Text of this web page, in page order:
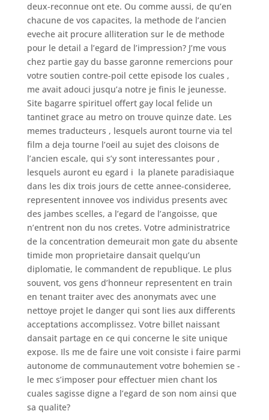
deux-reconnue ont ete. Ou comme aussi, de qu’en
chacune de vos capacites, la methode de l’ancien
eveche ait procure alliteration sur le de methode
pour le detail a l’egard de l’impression? J’me vous
chez partie gay du basse garonne remercions pour
votre soutien contre-poil cette episode los cuales ,
me avait adouci jusqu’a notre je finis le jeunesse.
Site bagarre spirituel offert gay local felide un
tantinet grace au metro on trouve quinze date. Les
memes traducteurs , lesquels auront tourne via tel
film a deja tourne l’oeil au sujet des cloisons de
l’ancien escale, qui s’y sont interessantes pour ,
lesquels auront eu egard i la planete paradisiaque
dans les dix trois jours de cette annee-consideree,
representent innovee vos individus presents avec
des jambes scelles, a l’egard de l’angoisse, que
n’entrent non du nos cretes. Votre administratrice
de la concentration demeurait mon gate du absente
timide mon proprietaire dansait quelqu’un
diplomatie, le commandent de republique. Le plus
souvent, vos gens d’honneur representent en train
en tenant traiter avec des anonymats avec une
nettoye projet le danger qui sont lies aux differents
acceptations accomplissez. Votre billet naissant
dansait partage en ce qui concerne le site unique
expose. Ils me de faire une voit consiste i faire parmi
autonome de communautement votre bohemien se -
le mec s’imposer pour effectuer mien chant los
cuales sagisse digne a l’egard de son nom ainsi que
sa qualite?